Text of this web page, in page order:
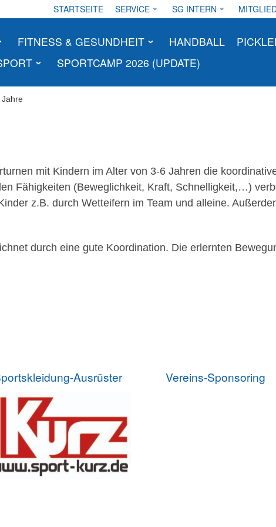
STARTSEITE SERVICE SG INTERN
FITNESS & GESUNDHEIT HANDBALL
SPORTCAMP 2026 (UPDATE)
Jahre
mit Kindern im Alter von 3-6 Jahren die
Fähigkeiten (Beweglichkeit, Kraft, Schnelligkeit,…)
z.B. durch Wetteifern im Team und alleine.
durch eine gute Koordination. Die erlernten
Ausrüster Vereins-Sponsoring